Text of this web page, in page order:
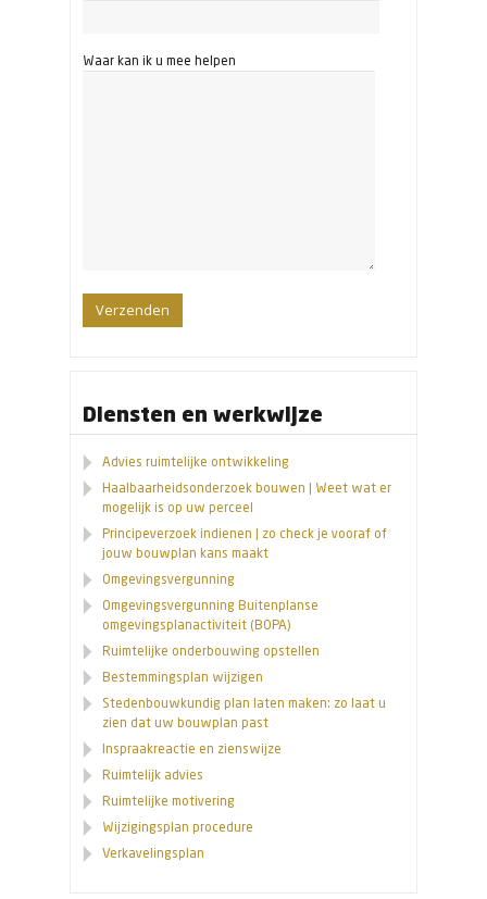
Waar kan ik u mee helpen
Diensten en werkwijze
Advies ruimtelijke ontwikkeling
Haalbaarheidsonderzoek bouwen | Weet wat er
mogelijk is op uw perceel
Principeverzoek indienen | zo check je vooraf of
jouw bouwplan kans maakt
Omgevingsvergunning
Omgevingsvergunning Buitenplanse
omgevingsplanactiviteit (BOPA)
Ruimtelijke onderbouwing opstellen
Bestemmingsplan wijzigen
Stedenbouwkundig plan laten maken: zo laat u
zien dat uw bouwplan past
Inspraakreactie en zienswijze
Ruimtelijk advies
Ruimtelijke motivering
Wijzigingsplan procedure
Verkavelingsplan